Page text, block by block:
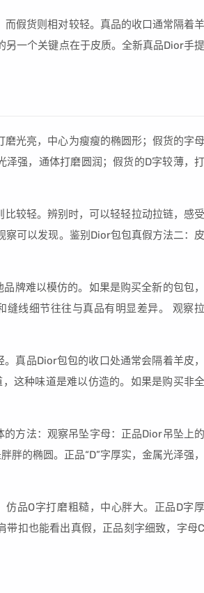
假货则相对较轻。真品的收口通常隔着羊
一个关键点在于皮质。全新真品Dior手提
光亮，中心为瘦瘦的椭圆形；假货的字母
强，通体打磨圆润；假货的D字较薄，打
较轻。辨别时，可以轻轻拉动拉链，感受
可以发现。鉴别Dior包包真假方法二：皮
牌难以模仿的。如果是购买全新的包包，
缝线细节往往与真品有明显差异。 观察拉
真品Dior包包的收口处通常会隔着羊皮，
这种味道是难以仿造的。如果是购买非全
方法：观察吊坠字母：正品Dior吊坠上的
胖的椭圆。正品“D”字厚实，金属光泽强，
品O字打磨粗糙，中心胖大。正品D字厚
带扣也能看出真假，正品刻字细致，字母C